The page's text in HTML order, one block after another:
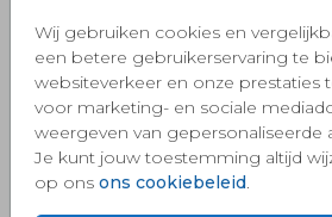
Wij gebruiken cookies en
een betere gebruikerservaring te
websiteverkeer en onze prestaties
voor marketing- en sociale
weergeven van gepersonaliseerde
Je kunt jouw toestemming altijd
op ons ons cookiebeleid.